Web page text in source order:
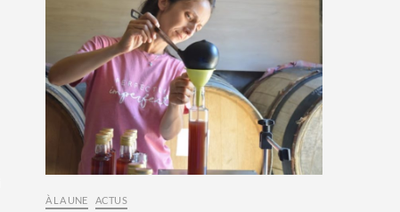
À LA UNE ACTUS